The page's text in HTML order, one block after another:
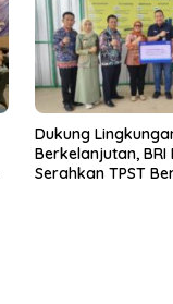
Dukung
Berkelanjutan, BRI
Serahkan TPST